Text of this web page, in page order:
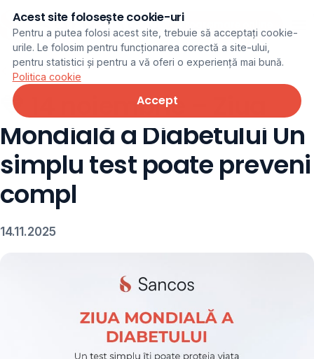
Programare online
← Noutăți
💙 14 noiembrie – Ziua
Mondială a Diabetului Un
simplu test poate preveni
compl
14.11.2025
Acest site folosește cookie-uri
Pentru a putea folosi acest site, trebuie să acceptați cookie-
urile. Le folosim pentru funcționarea corectă a site-ului,
pentru statistici și pentru a vă oferi o experiență mai bună.
Politica cookie
Accept